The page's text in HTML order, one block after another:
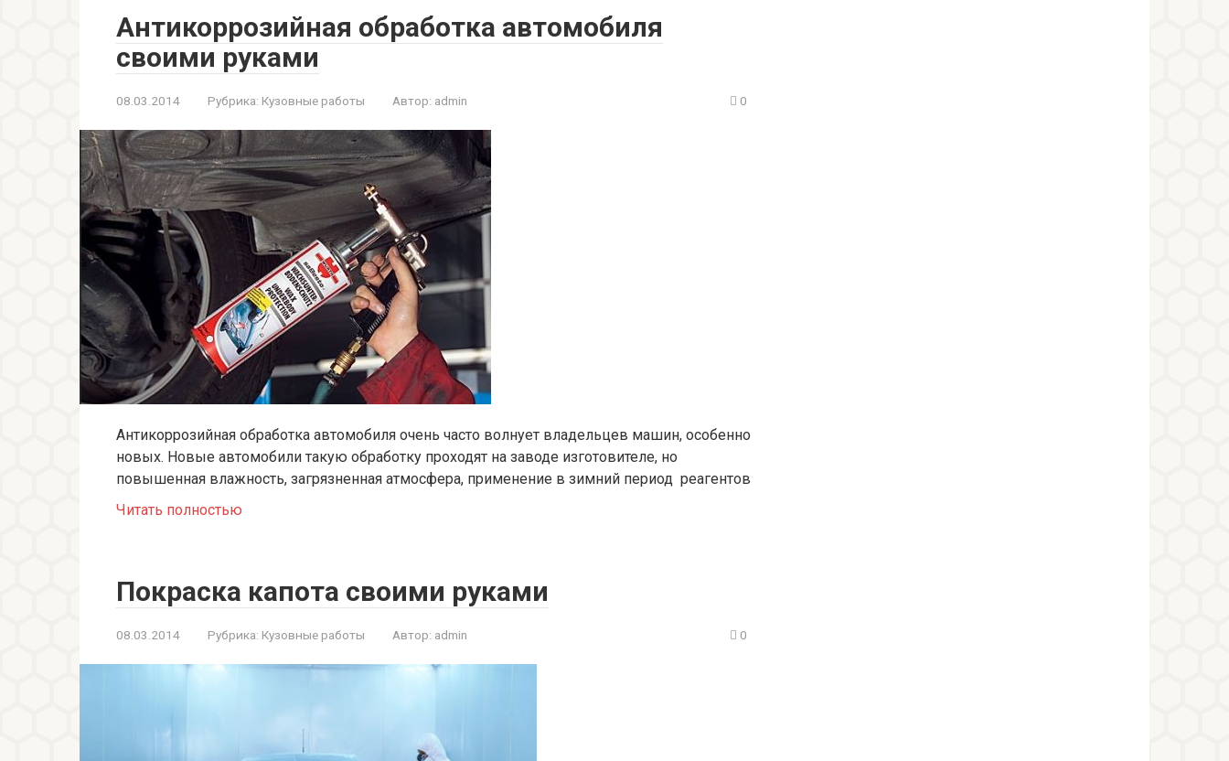
Антикоррозийная обработка автомобиля
своими руками
08.03.2014 Рубрика: Кузовные работы Автор: admin 0
Антикоррозийная обработка автомобиля очень часто волнует владельцев машин, особенно
новых. Новые автомобили такую обработку проходят на заводе изготовителе, но
повышенная влажность, загрязненная атмосфера, применение в зимний период реагентов
Читать полностью
Покраска капота своими руками
08.03.2014 Рубрика: Кузовные работы Автор: admin 0